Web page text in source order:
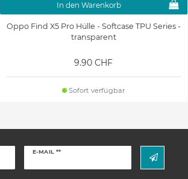
In den Warenkorb
Oppo Find X5 Pro Hülle - Softcase TPU Series -
transparent
9.90 CHF
Sofort verfügbar
E-MAIL **
Newsletter